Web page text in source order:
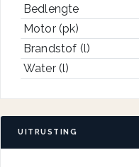
Bedlengte
Motor (pk)
Brandstof (l)
Water (l)
UITRUSTING